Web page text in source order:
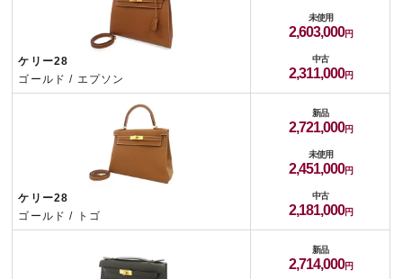
ケリー28
ゴールド / エプソン
未使用
2,603,000
中古
2,311,000
ケリー28
ゴールド / トゴ
新品
2,721,000
未使用
2,451,000
中古
2,181,000
新品
2,714,000